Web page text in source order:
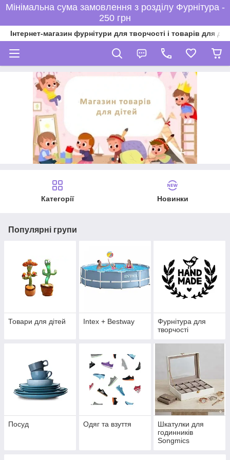
Мінімальна сума замовлення з розділу Фурнітура -
250 грн
Інтернет-магазин фурнітури для творчості і товарів для
Категорії Новинки
Популярні групи
Товари для дітей Intex + Bestway
Фурнітура для
творчості
Посуд Одяг та взуття
Шкатулки для
годинників
Songmics